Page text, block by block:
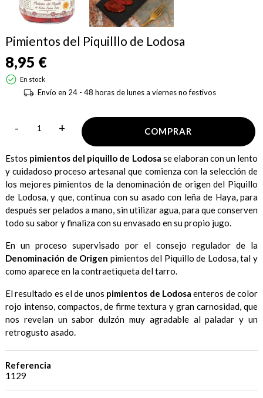
Pimientos del Piquilllo de Lodosa
8,95 €
En stock
Envío en 24 - 48 horas de lunes a viernes no festivos
- + COMPRAR
Estos pimientos del piquillo de Lodosa se elaboran con un lento
y cuidadoso proceso artesanal que comienza con la selección de
los mejores pimientos de la denominación de origen del Piquillo
de Lodosa, y que, continua con su asado con leña de Haya, para
después ser pelados a mano, sin utilizar agua, para que conserven
todo su sabor y finaliza con su envasado en su propio jugo.
En un proceso supervisado por el consejo regulador de la
Denominación de Origen pimientos del Piquillo de Lodosa, tal y
como aparece en la contraetiqueta del tarro.
El resultado es el de unos pimientos de Lodosa enteros de color
rojo intenso, compactos, de firme textura y gran carnosidad, que
nos revelan un sabor dulzón muy agradable al paladar y un
retrogusto asado.
Referencia
1129